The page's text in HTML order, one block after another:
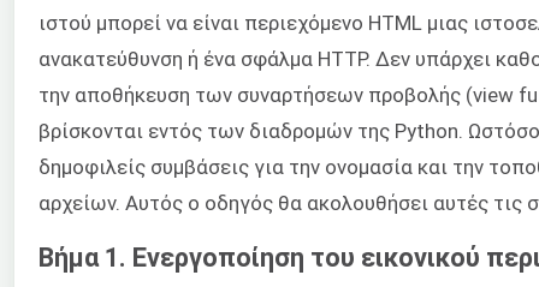
ιστού μπορεί να είναι περιεχόμενο HTML μιας
ανακατεύθυνση ή ένα σφάλμα HTTP. Δεν υπάρχει
την αποθήκευση των συναρτήσεων προβολής (view
βρίσκονται εντός των διαδρομών της Python.
δημοφιλείς συμβάσεις για την ονομασία και την
αρχείων. Αυτός ο οδηγός θα ακολουθήσει αυτές τις
Βήμα 1. Ενεργοποίηση του εικονικού